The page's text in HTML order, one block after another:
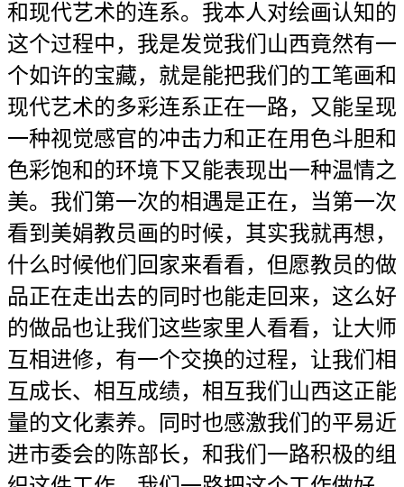
和现代艺术的连系。我本人对绘画认知的
这个过程中，我是发觉我们山西竟然有一
个如许的宝藏，就是能把我们的工笔画和
现代艺术的多彩连系正在一路，又能呈现
一种视觉感官的冲击力和正在用色斗胆和
色彩饱和的环境下又能表现出一种温情之
美。我们第一次的相遇是正在，当第一次
看到美娟教员画的时候，其实我就再想，
什么时候他们回家来看看，但愿教员的做
品正在走出去的同时也能走回来，这么好
的做品也让我们这些家里人看看，让大师
互相进修，有一个交换的过程，让我们相
互成长、相互成绩，相互我们山西这正能
量的文化素养。同时也感激我们的平易近
进市委会的陈部长，和我们一路积极的组